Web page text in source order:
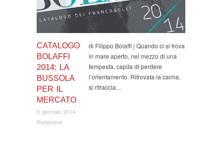
CATALOGO
BOLAFFI
2014: LA
BUSSOLA
PER IL
MERCATO
9 gennaio 2014
Redazione
di Filippo Bolaffi | Quando ci si trova
in mare aperto, nel mezzo di una
tempesta, capita di perdere
l’orientamento. Ritrovata la calma,
si ritraccia…